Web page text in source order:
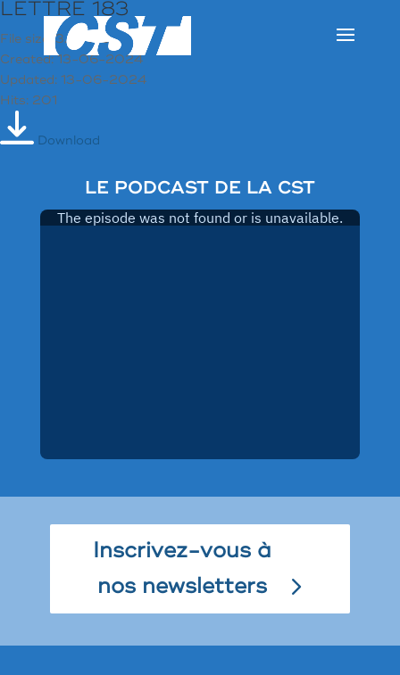
LETTRE 183
File size: 3.98 MB
Created: 13-06-2024
Updated: 13-06-2024
Hits: 201
Download
LE PODCAST DE LA CST
Inscrivez-vous à
nos newsletters